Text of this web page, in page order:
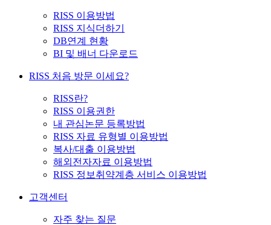
RISS 이용방법
RISS 지식더하기
DB연계 현황
BI 및 배너 다운로드
RISS 처음 방문 이세요?
RISS란?
RISS 이용권한
내 관심논문 등록방법
RISS 자료 유형별 이용방법
복사/대출 이용방법
해외전자자료 이용방법
RISS 정보취약계층 서비스 이용방법
고객센터
자주 찾는 질문